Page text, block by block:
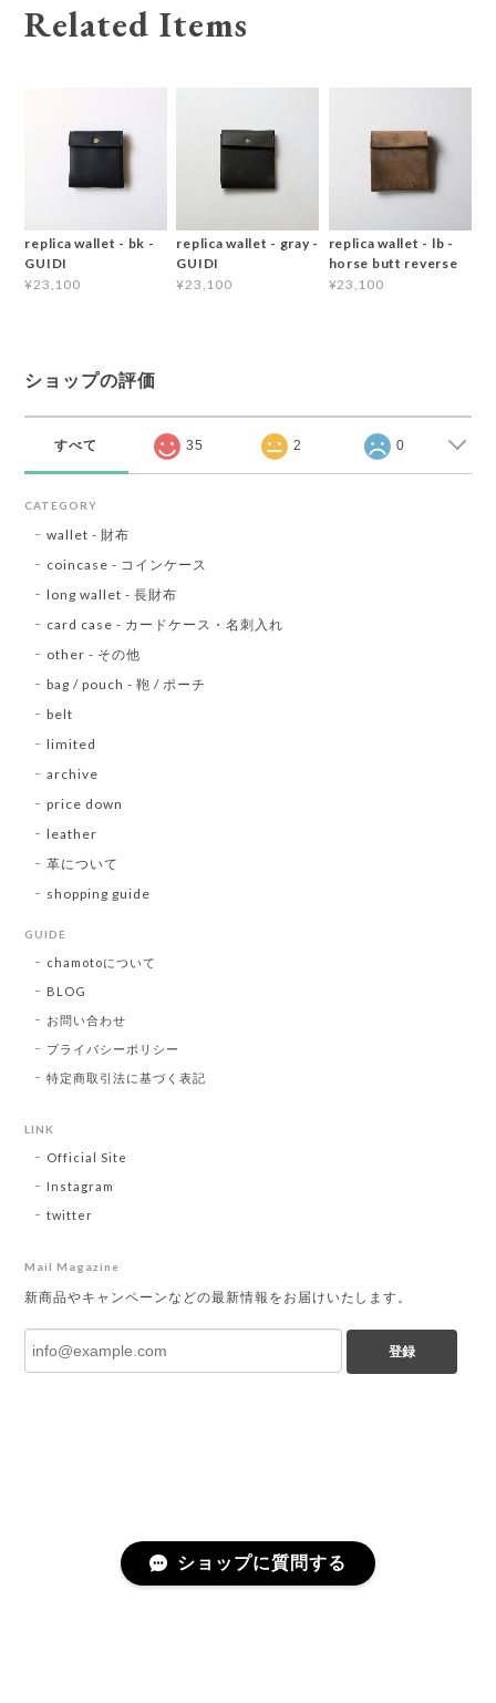
Related Items
replica wallet - bk -
GUIDI
¥23,100
replica wallet - gray -
GUIDI
¥23,100
replica wallet - lb -
horse butt reverse
¥23,100
ショップの評価
すべて 35 2 0
CATEGORY
wallet - 財布
coincase - コインケース
long wallet - 長財布
card case - カードケース・名刺入れ
other - その他
bag / pouch - 鞄 / ポーチ
belt
limited
archive
price down
leather
革について
shopping guide
GUIDE
chamotoについて
BLOG
お問い合わせ
プライバシーポリシー
特定商取引法に基づく表記
LINK
Official Site
Instagram
twitter
Mail Magazine
新商品やキャンペーンなどの最新情報をお届けいたします。
登録
ショップに質問する